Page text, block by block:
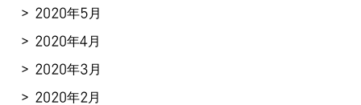
2020年5月
2020年4月
2020年3月
2020年2月